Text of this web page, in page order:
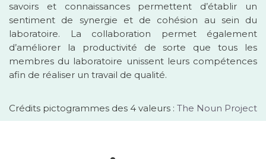
savoirs et connaissances permettent d’établir un
sentiment de synergie et de cohésion au sein du
laboratoire. La collaboration permet également
d’améliorer la productivité de sorte que tous les
membres du laboratoire unissent leurs compétences
afin de réaliser un travail de qualité.
Crédits pictogrammes des 4 valeurs : The Noun Project